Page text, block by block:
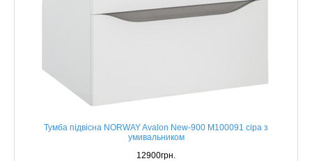
Тумба підвісна NORWAY Avalon New-900 M100091 сіра з
умивальником
12900грн.